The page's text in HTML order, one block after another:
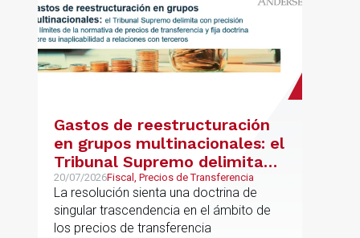
Gastos de reestructuración
en grupos multinacionales: el
Tribunal Supremo delimita
con precisión los límites de la
normativa de precios de
transferencia y fija doctrina
20/07/2026Fiscal, Precios de Transferencia
La resolución sienta una doctrina de
singular trascendencia en el ámbito de
los precios de transferencia